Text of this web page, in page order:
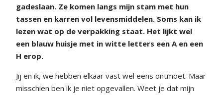
gadeslaan. Ze komen langs mijn stam met hun
tassen en karren vol levensmiddelen. Soms kan ik
lezen wat op de verpakking staat. Het lijkt wel
een blauw huisje met in witte letters een A en een
H erop.
Jij en ik, we hebben elkaar vast wel eens ontmoet. Maar
misschien ben ik je niet opgevallen. Weet je dat mijn